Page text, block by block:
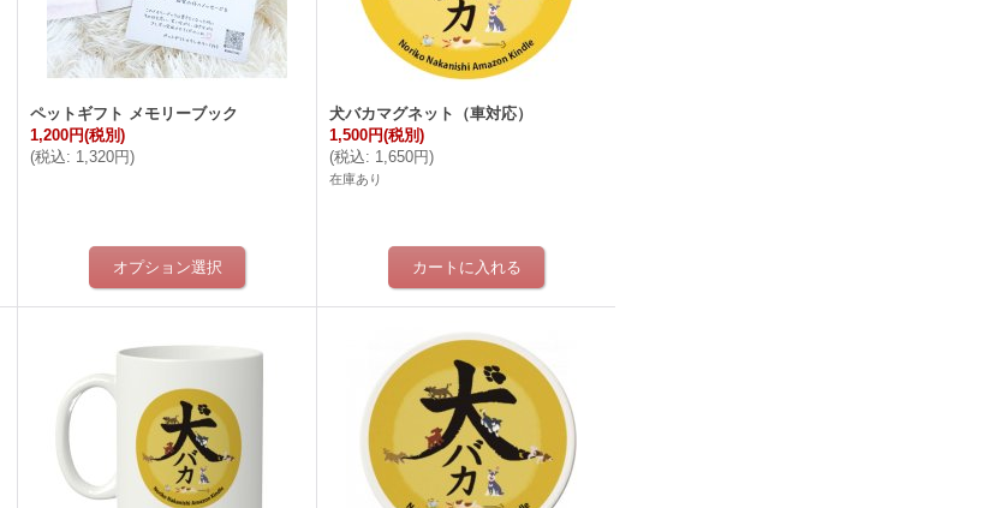
ペットギフト メモリーブック
1,200円(税別)
(税込: 1,320円)
犬バカマグネット（車対応）
1,500円(税別)
(税込: 1,650円)
在庫あり